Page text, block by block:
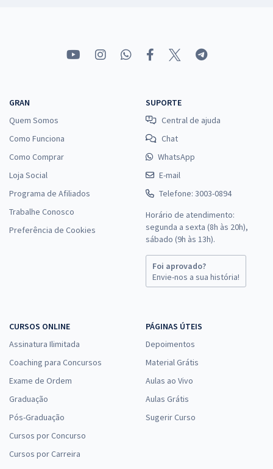
GRAN
Quem Somos
Como Funciona
Como Comprar
Loja Social
Programa de Afiliados
Trabalhe Conosco
Preferência de Cookies
SUPORTE
Central de ajuda
Chat
WhatsApp
E-mail
Telefone: 3003-0894
Horário de atendimento:
segunda a sexta (8h às 20h),
sábado (9h às 13h).
Foi aprovado?
Envie-nos a sua história!
CURSOS ONLINE
Assinatura Ilimitada
Coaching para Concursos
Exame de Ordem
Graduação
Pós-Graduação
Cursos por Concurso
Cursos por Carreira
PÁGINAS ÚTEIS
Depoimentos
Material Grátis
Aulas ao Vivo
Aulas Grátis
Sugerir Curso